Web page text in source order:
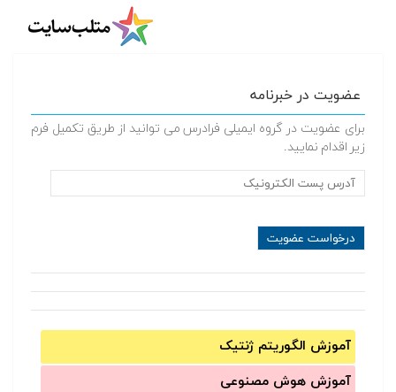
عضویت در خبرنامه
برای عضویت در گروه ایمیلی فرادرس می توانید از طریق تکمیل فرم
زیر اقدام نمایید.
آموزش الگوریتم ژنتیک
آموزش‌ هوش مصنوعی